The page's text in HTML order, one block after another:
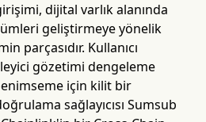
dijital varlık alanında
geliştirmeye yönelik
parçasıdır. Kullanıcı
gözetimi dengeleme
için kilit bir
sağlayıcısı Sumsub